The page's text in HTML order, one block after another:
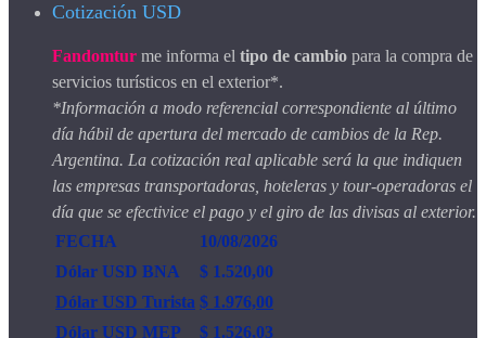
Cotización USD
Fandomtur me informa el tipo de cambio para la compra de
servicios turísticos en el exterior*.
*Información a modo referencial correspondiente al último
día hábil de apertura del mercado de cambios de la Rep.
Argentina. La cotización real aplicable será la que indiquen
las empresas transportadoras, hoteleras y tour-operadoras el
día que se efectivice el pago y el giro de las divisas al exterior.
FECHA
10/08/2026
Dólar USD BNA
$ 1.520,00
Dólar USD Turista $ 1.976,00
Dólar USD MEP
$ 1.526,03